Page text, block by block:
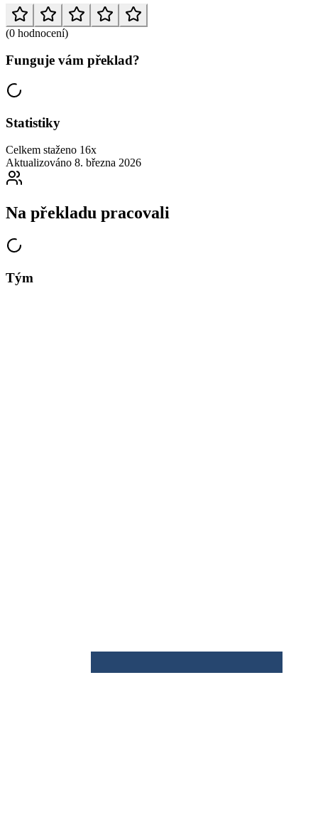
(0 hodnocení)
Funguje vám překlad?
Statistiky
Celkem staženo 16x
Aktualizováno 8. března 2026
Na překladu pracovali
Tým